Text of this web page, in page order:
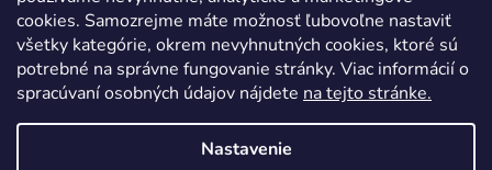
cookies. Samozrejme máte možnosť ľubovoľne nastaviť
všetky kategórie, okrem nevyhnutných cookies, ktoré sú
potrebné na správne fungovanie stránky. Viac informácií o
spracúvaní osobných údajov nájdete na tejto stránke.
Nastavenie
Vytvoril Shoptet